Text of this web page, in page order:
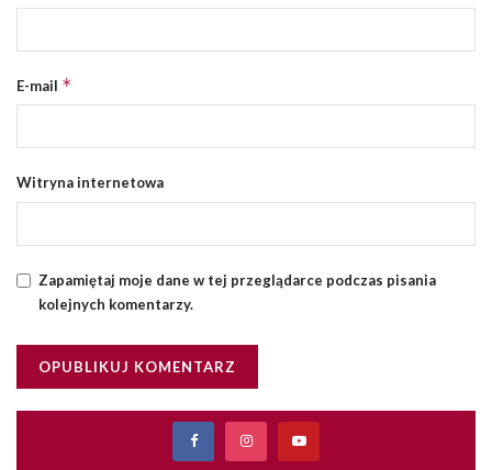
E-mail *
Witryna internetowa
Zapamiętaj moje dane w tej przeglądarce podczas pisania
kolejnych komentarzy.